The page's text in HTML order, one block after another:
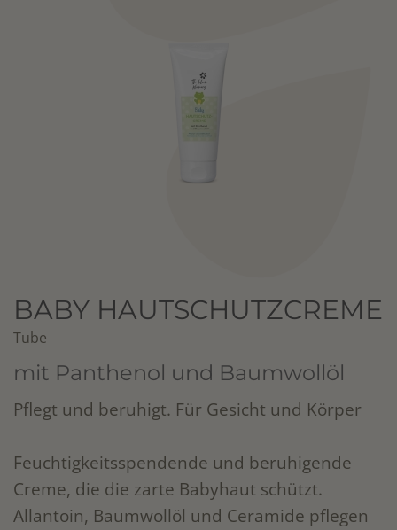
BABY HAUTSCHUTZCREME
Tube
mit Panthenol und Baumwollöl
Pflegt und beruhigt. Für Gesicht und Körper
Feuchtigkeitsspendende und beruhigende
Creme, die die zarte Babyhaut schützt.
Allantoin, Baumwollöl und Ceramide pflegen